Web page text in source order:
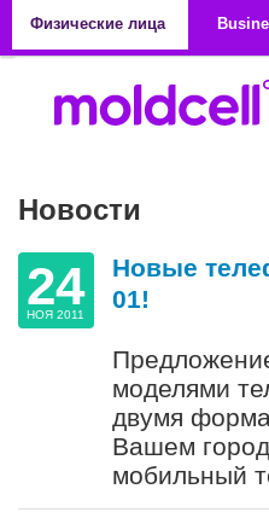
Физические лица
Новости
24
НОЯ 2011
Новые
01!
моделями
двумя
Вашем
мобильный